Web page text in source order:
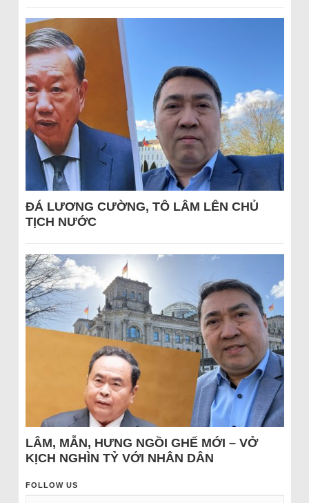
ĐÁ LƯƠNG CƯỜNG, TÔ LÂM LÊN CHỦ
TỊCH NƯỚC
LÂM, MẪN, HƯNG NGỒI GHẾ MỚI – VỞ
KỊCH NGHÌN TỶ VỚI NHÂN DÂN
FOLLOW US